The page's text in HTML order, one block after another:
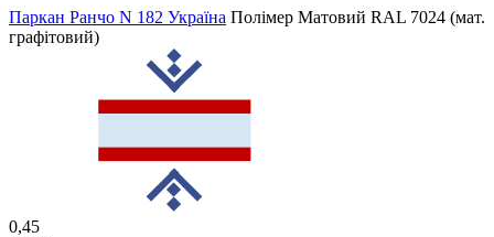
Паркан Ранчо N 182 Україна Полімер Матовий RAL 7024 (мат.
графітовий)
0,45